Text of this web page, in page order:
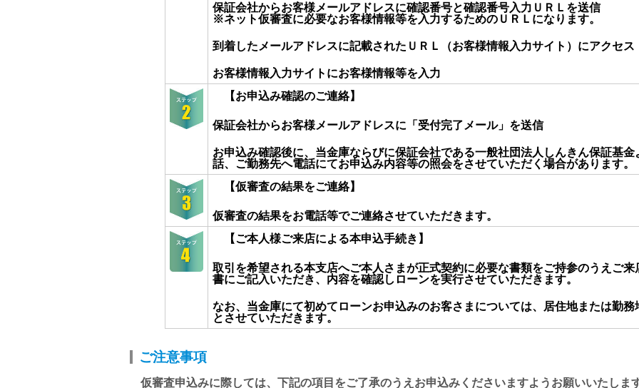
保証会社からお客様メールアドレスに確認番号と確認番号入力ＵＲＬを送信
※ネット仮審査に必要なお客様情報等を入力するためのＵＲＬになります。
到着したメールアドレスに記載されたＵＲＬ（お客様情報入力サイト）にアクセス
お客様情報入力サイトにお客様情報等を入力
【お申込み確認のご連絡】
保証会社からお客様メールアドレスに「受付完了メール」を送信
お申込み確認後に、当金庫ならびに保証会社である一般社団法人しんきん保証基
話、ご勤務先へ電話にてお申込み内容等の照会をさせていただく場合があります。
【仮審査の結果をご連絡】
仮審査の結果をお電話等でご連絡させていただきます。
【ご本人様ご来店による本申込手続き】
取引を希望される本支店へご本人さまが正式契約に必要な書類をご持参のうえご
書にご記入いただき、内容を確認しローンを実行させていただきます。
なお、当金庫にて初めてローンお申込みのお客さまについては、居住地または勤
とさせていただきます。
ご注意事項
仮審査申込みに際しては、下記の項目をご了承のうえお申込みくださいますようお願いいたしま